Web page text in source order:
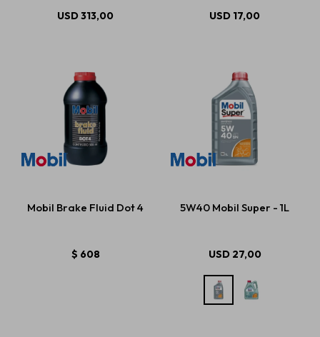
USD313,00 USD 17,00
Mobil Brake Fluid Dot 4
$ 608
5W40 Mobil Super - 1L
USD 27,00